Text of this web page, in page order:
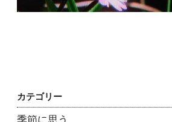
カテゴリー